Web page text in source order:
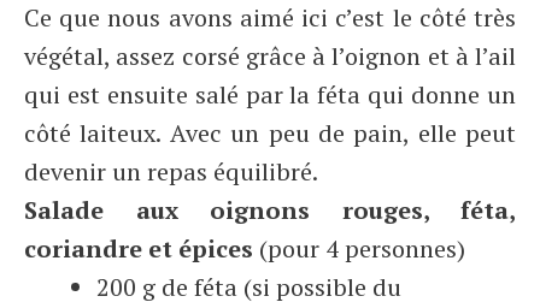
Ce que nous avons aimé ici c’est le côté très
végétal, assez corsé grâce à l’oignon et à l’ail
qui est ensuite salé par la féta qui donne un
côté laiteux. Avec un peu de pain, elle peut
devenir un repas équilibré.
Salade aux oignons rouges, féta,
coriandre et épices (pour 4 personnes)
200 g de féta (si possible du